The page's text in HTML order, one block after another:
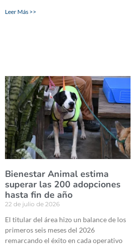
Leer Más >>
Bienestar Animal estima
superar las 200 adopciones
hasta fin de año
22 de julio de 2026
El titular del área hizo un balance de los
primeros seis meses del 2026
remarcando el éxito en cada operativo